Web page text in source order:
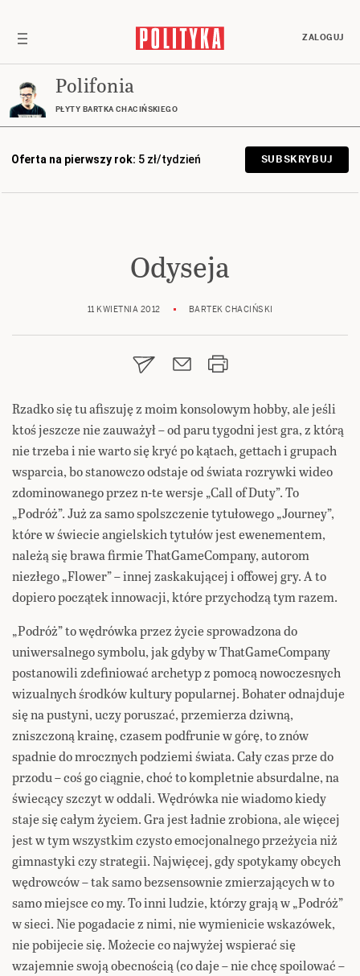
ZALOGUJ
Polifonia
PŁYTY BARTKA CHACIŃSKIEGO
Oferta na pierwszy rok: 5 zł/tydzień SUBSKRYBUJ
Odyseja
11 KWIETNIA 2012 BARTEK CHACIŃSKI
Rzadko się tu afiszuję z moim konsolowym hobby, ale jeśli
ktoś jeszcze nie zauważył – od paru tygodni jest gra, z którą
nie trzeba i nie warto się kryć po kątach, gettach i grupach
wsparcia, bo stanowczo odstaje od świata rozrywki wideo
zdominowanego przez n-te wersje „Call of Duty”. To
„Podróż”. Już za samo spolszczenie tytułowego „Journey”,
które w świecie angielskich tytułów jest ewenementem,
należą się brawa firmie ThatGameCompany, autorom
niezłego „Flower” – innej zaskakującej i offowej gry. A to
dopiero początek innowacji, które przychodzą tym razem.
„Podróż” to wędrówka przez życie sprowadzona do
uniwersalnego symbolu, jak gdyby w ThatGameCompany
postanowili zdefiniować archetyp z pomocą nowoczesnych
wizualnych środków kultury popularnej. Bohater odnajduje
się na pustyni, uczy poruszać, przemierza dziwną,
zniszczoną krainę, czasem podfrunie w górę, to znów
spadnie do mrocznych podziemi świata. Cały czas prze do
przodu – coś go ciągnie, choć to kompletnie absurdalne, na
świecący szczyt w oddali. Wędrówka nie wiadomo kiedy
staje się całym życiem. Gra jest ładnie zrobiona, ale więcej
jest w tym wszystkim czysto emocjonalnego przeżycia niż
gimnastyki czy strategii. Najwięcej, gdy spotykamy obcych
wędrowców – tak samo bezsensownie zmierzających w to
samo miejsce co my. To inni ludzie, którzy grają w „Podróż”
w sieci. Nie pogadacie z nimi, nie wymienicie wskazówek,
nie pobijecie się. Możecie co najwyżej wspierać się
wzajemnie swoją obecnością (co daje – nie chcę spoilować –